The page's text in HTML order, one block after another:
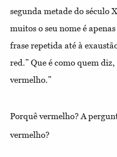
segunda metade do século
muitos o seu nome é
frase repetida até à
red.” Que é como quem
vermelho.”
Porquê vermelho? A
vermelho?